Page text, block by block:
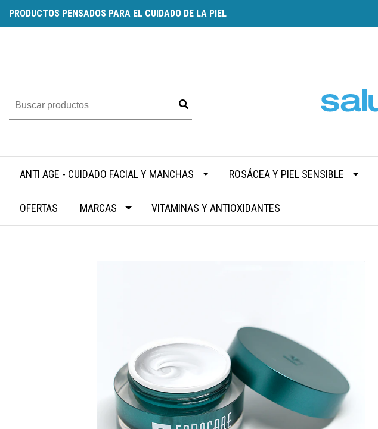
PRODUCTOS PENSADOS PARA EL CUIDADO DE LA PIEL
ANTI AGE - CUIDADO FACIAL Y MANCHAS ROSÁCEA Y PIEL SENSIBLE
OFERTAS MARCAS VITAMINAS Y ANTIOXIDANTES